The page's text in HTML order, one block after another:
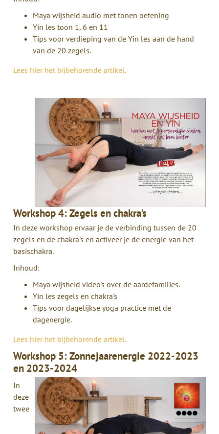
Maya wijsheid audio met tonen oefening
Yin les toon 1, 6 en 11
Tips voor verdieping van de Yin les aan de hand
van de 20 zegels.
Lees hier het bijbehorende artikel.
Workshop 4: Zegels en chakra's
In deze workshop ervaar je de verbinding tussen de 20
zegels en de chakra's en activeer je de energie van het
basischakra.
Inhoud:
Maya wijsheid video's over de aardefamilies.
Yin les zegels en chakra's
Tips voor dagelijkse yoga practice met de
dagenergie.
Lees hier het bijbehorende artikel.
Workshop 5: Zonnejaarenergie 2022-2023
en 2023-2024
In
deze
twee